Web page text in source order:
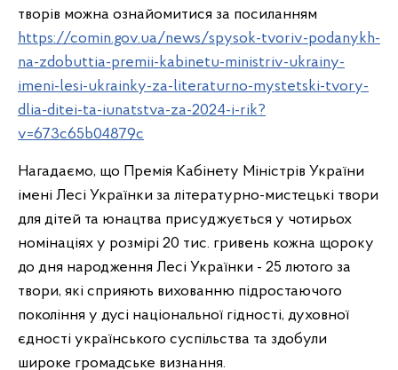
творів можна ознайомитися за посиланням
https://comin.gov.ua/news/spysok-tvoriv-podanykh-
na-zdobuttia-premii-kabinetu-ministriv-ukrainy-
imeni-lesi-ukrainky-za-literaturno-mystetski-tvory-
dlia-ditei-ta-iunatstva-za-2024-i-rik?
v=673c65b04879c
Нагадаємо, що Премія Кабінету Міністрів України
імені Лесі Українки за літературно-мистецькі твори
для дітей та юнацтва присуджується у чотирьох
номінаціях у розмірі 20 тис. гривень кожна щороку
до дня народження Лесі Українки - 25 лютого за
твори, які сприяють вихованню підростаючого
покоління у дусі національної гідності, духовної
єдності українського суспільства та здобули
широке громадське визнання.